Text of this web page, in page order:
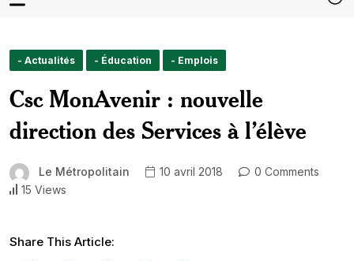
- Actualités - Éducation - Emplois
Csc MonAvenir : nouvelle
direction des Services à l’élève
Le Métropolitain 10 avril 2018
0 Comments
15 Views
Share This Article: